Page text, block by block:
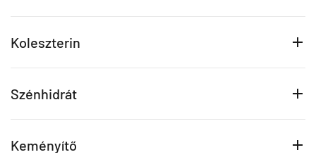
Koleszterin
Szénhidrát
Keményítő